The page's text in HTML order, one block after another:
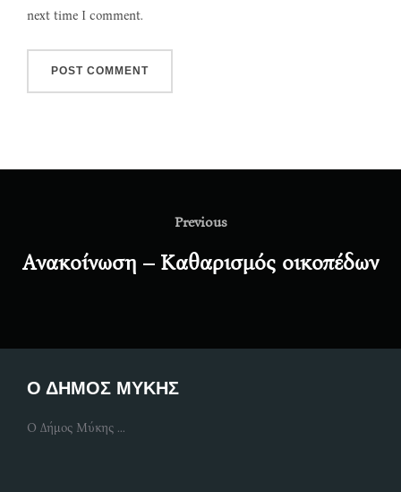
next time I comment.
Previous
Previous
Ανακοίνωση – Καθαρισμός οικοπέδων
Ο ΔΗΜΟΣ ΜΥΚΗΣ
Ο Δήμος Μύκης ...